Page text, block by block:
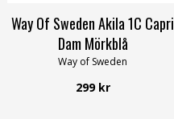
Way Of Sweden Akila 1C Capri
Dam Mörkblå
Way of Sweden
299 kr